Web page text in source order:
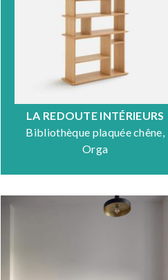
LA REDOUTE INTÉRIEURS
Bibliothèque plaquée chêne,
Orga